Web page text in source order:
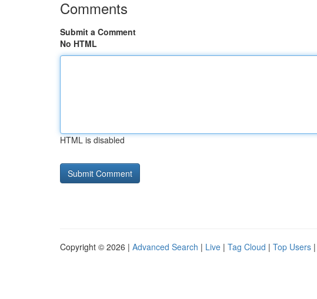
Comments
Submit a Comment
No HTML
HTML is disabled
Copyright © 2026 | Advanced Search | Live | Tag Cloud | Top Users